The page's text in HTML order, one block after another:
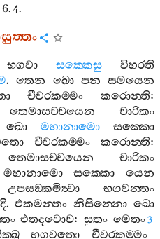
4.
භගවා සක‍්කෙසු
විහරති
.තෙන ඛො පන සමයෙන
චීවරකම‍්මං කරොන‍්ති:
තෙමාසච‍්චයෙන
චාරිකං
ඛො මහානාමො
සක‍්කො
චීවරකම‍්මං කරොන‍්ති:
තෙමාසච‍්චයෙන
චාරිකං
මහානාමො සක‍්කො
යෙන
උපසඞ‍්කමිත්‍වා
භගවන‍්තං
.එකමන‍්තං නිසින‍්නො ඛො
එතදවොච:සුතං මෙතං3
භගවතො චීවරකම‍්මං